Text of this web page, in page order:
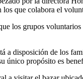
que colabora el
los grupos
a disposición de los
único propósito es